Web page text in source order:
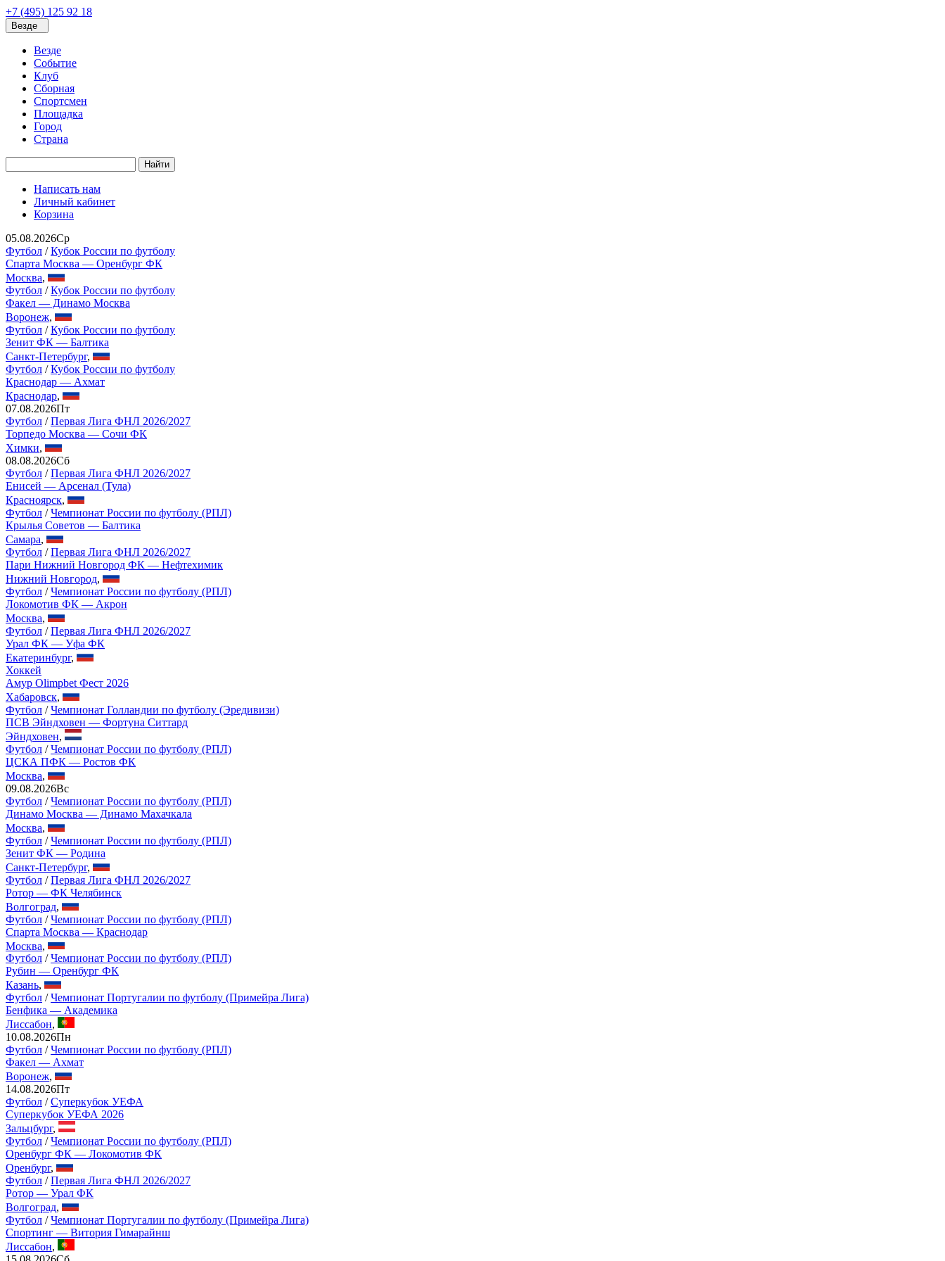
+7 (495) 125 92 18
Везде
Везде
Событие
Клуб
Сборная
Спортсмен
Площадка
Город
Страна
Найти
Написать нам
Личный кабинет
Корзина
05.08.2026Ср
Футбол /Кубок России по футболу
Спарта Москва — Оренбург ФК
Москва,
Футбол /Кубок России по футболу
Факел — Динамо Москва
Воронеж,
Футбол /Кубок России по футболу
Зенит ФК — Балтика
Санкт-Петербург,
Футбол /Кубок России по футболу
Краснодар — Ахмат
Краснодар,
07.08.2026Пт
Футбол /Первая Лига ФНЛ 2026/2027
Торпедо Москва — Сочи ФК
Химки,
08.08.2026Сб
Футбол /Первая Лига ФНЛ 2026/2027
Енисей — Арсенал (Тула)
Красноярск,
Футбол /Чемпионат России по футболу (РПЛ)
Крылья Советов — Балтика
Самара,
Футбол /Первая Лига ФНЛ 2026/2027
Пари Нижний Новгород ФК — Нефтехимик
Нижний Новгород,
Футбол /Чемпионат России по футболу (РПЛ)
Локомотив ФК — Акрон
Москва,
Футбол /Первая Лига ФНЛ 2026/2027
Урал ФК — Уфа ФК
Екатеринбург,
Хоккей
Амур Olimpbet Фест 2026
Хабаровск,
Футбол /Чемпионат Голландии по футболу (Эредивизи)
ПСВ Эйндховен — Фортуна Ситтард
Эйндховен,
Футбол /Чемпионат России по футболу (РПЛ)
ЦСКА ПФК — Ростов ФК
Москва,
09.08.2026Вс
Футбол /Чемпионат России по футболу (РПЛ)
Динамо Москва — Динамо Махачкала
Москва,
Футбол /Чемпионат России по футболу (РПЛ)
Зенит ФК — Родина
Санкт-Петербург,
Футбол /Первая Лига ФНЛ 2026/2027
Ротор — ФК Челябинск
Волгоград,
Футбол /Чемпионат России по футболу (РПЛ)
Спарта Москва — Краснодар
Москва,
Футбол /Чемпионат России по футболу (РПЛ)
Рубин — Оренбург ФК
Казань,
Футбол /Чемпионат Португалии по футболу (Примейра Лига)
Бенфика — Академика
Лиссабон,
10.08.2026Пн
Футбол /Чемпионат России по футболу (РПЛ)
Факел — Ахмат
Воронеж,
14.08.2026Пт
Футбол /Суперкубок УЕФА
Суперкубок УЕФА 2026
Зальцбург,
Футбол /Чемпионат России по футболу (РПЛ)
Оренбург ФК — Локомотив ФК
Оренбург,
Футбол /Первая Лига ФНЛ 2026/2027
Ротор — Урал ФК
Волгоград,
Футбол /Чемпионат Португалии по футболу (Примейра Лига)
Спортинг — Витория Гимарайнш
Лиссабон,